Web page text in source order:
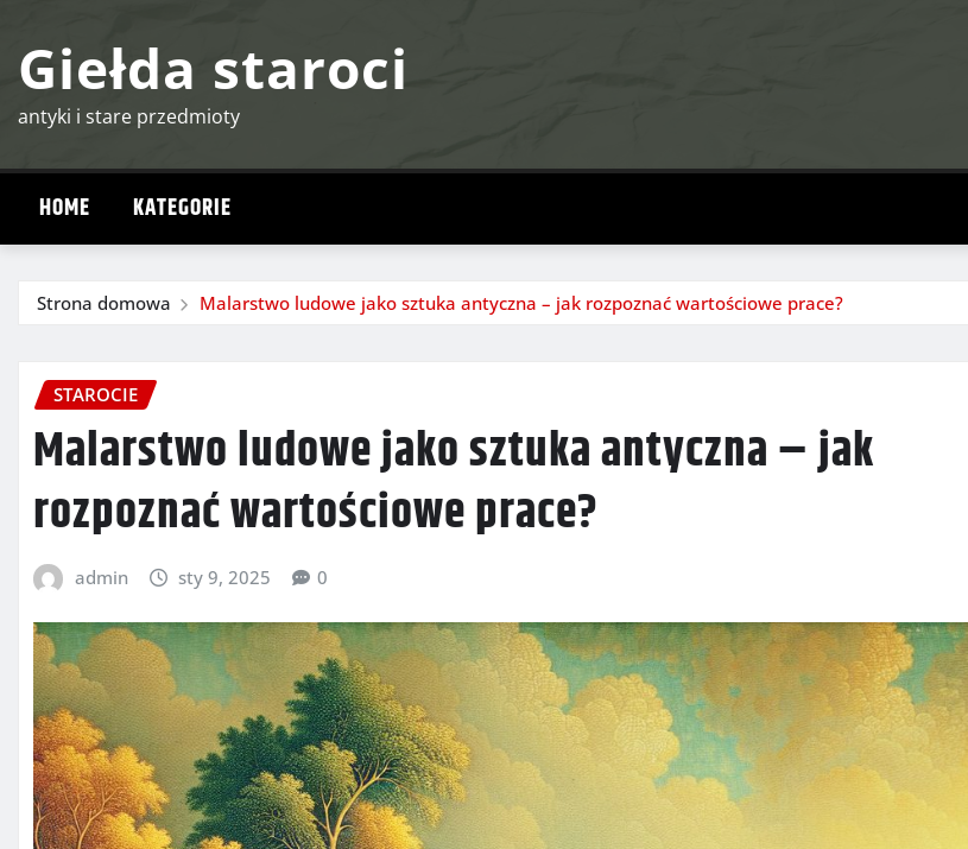
treściGiełda staroci
antyki i stare przedmioty
HOME KATEGORIE
Strona domowa Malarstwo ludowe jako sztuka antyczna – jak rozpoznać wartościowe prace?
STAROCIE
Malarstwo ludowe jako sztuka antyczna – jak
rozpoznać wartościowe prace?
admin sty 9, 2025 0